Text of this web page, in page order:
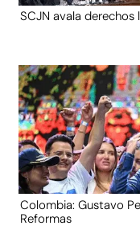
SCJN avala
Colombia: Gustavo
Reformas